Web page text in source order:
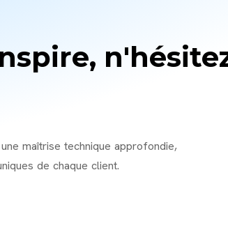
maîtrise technique approfondie,
de chaque client.